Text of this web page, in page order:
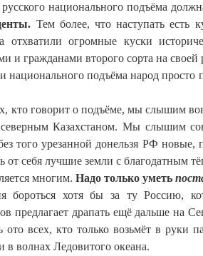
национального подъёма
Тем более, что наступать есть
отхватили огромные куски
и гражданами второго сорта на своей
национального подъёма народ просто
кто говорит о подъёме, мы слышим
Казахстаном. Мы слышим
того урезанной донельзя РФ
от себя лучшие земли с благодатным
многим. Надо только уметь
хотя бы за ту Россию,
предлагает драпать ещё дальше на
ото всех, кто только возьмёт в руки
в волнах Ледовитого океана.